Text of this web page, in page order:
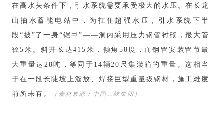
在高水头条件下，引水系统需要承受极大的水压。在长龙
山抽水蓄能电站中，为扛住超强水压，引水系统下半
段“披”了一身“铠甲”——洞内采用压力钢管衬砌，最大管
径5米。斜井长达415米，倾角58度，而钢管安装管节最
大重量达28吨，等同于14辆20尺集装箱的重量。这相当
于在一段长陡坡上溜放、焊接巨型重量级钢材，施工难度
前所未有。
（素材来源：中国三峡集团）